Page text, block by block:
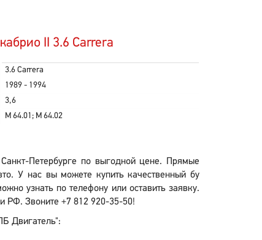
II 3.6 Carrera
3.6 Carrera
1989 - 1994
3,6
M 64.01; M 64.02
Петербурге по выгодной цене. Прямые
У нас вы можете купить качественный бу
узнать по телефону или оставить заявку.
РФ. Звоните +7 812 920-35-50!
Двигатель":